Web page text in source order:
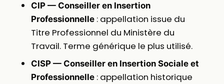
CIP — Conseiller en Insertion
Professionnelle: appellation issue du
Titre Professionnel du Ministère du
Travail. Terme générique le plus utilisé.
CISP — Conseiller en Insertion Sociale et
Professionnelle: appellation historique